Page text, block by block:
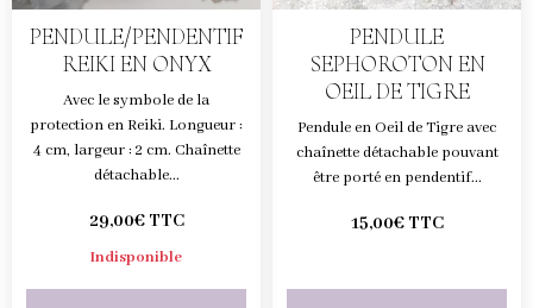
PENDULE/PENDENTIF
REIKI EN ONYX
Avec le symbole de la
protection en Reiki. Longueur :
4 cm, largeur : 2 cm. Chaînette
détachable...
29,00€ TTC
Indisponible
PENDULE
SEPHOROTON EN
OEIL DE TIGRE
Pendule en Oeil de Tigre avec
chaînette détachable pouvant
être porté en pendentif...
15,00€ TTC